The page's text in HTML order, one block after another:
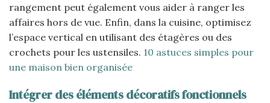
rangement peut également vous aider à ranger les
affaires hors de vue. Enfin, dans la cuisine, optimisez
l’espace vertical en utilisant des étagères ou des
crochets pour les ustensiles. 10 astuces simples pour
une maison bien organisée
Intégrer des éléments décoratifs fonctionnels